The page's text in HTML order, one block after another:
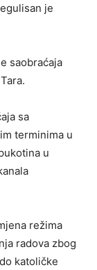
je
saobraćaja
sa
terminima u
u
režima
radova zbog
katoličke